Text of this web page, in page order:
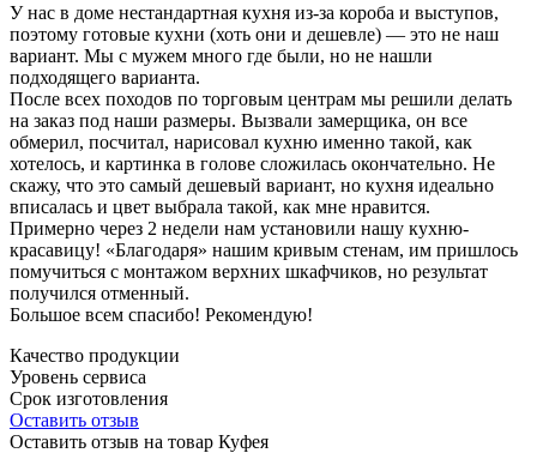
У нас в доме нестандартная кухня из-за короба и выступов,
поэтому готовые кухни (хоть они и дешевле) — это не наш
вариант. Мы с мужем много где были, но не нашли
подходящего варианта.
После всех походов по торговым центрам мы решили делать
на заказ под наши размеры. Вызвали замерщика, он все
обмерил, посчитал, нарисовал кухню именно такой, как
хотелось, и картинка в голове сложилась окончательно. Не
скажу, что это самый дешевый вариант, но кухня идеально
вписалась и цвет выбрала такой, как мне нравится.
Примерно через 2 недели нам установили нашу кухню-
красавицу! «Благодаря» нашим кривым стенам, им пришлось
помучиться с монтажом верхних шкафчиков, но результат
получился отменный.
Большое всем спасибо! Рекомендую!
Качество продукции
Уровень сервиса
Срок изготовления
Оставить отзыв
Оставить отзыв на товар Куфея